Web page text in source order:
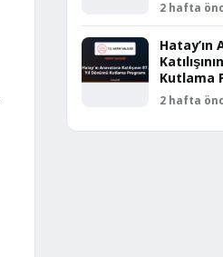
2 hafta
Hatay’ın
Kutlama
2 hafta